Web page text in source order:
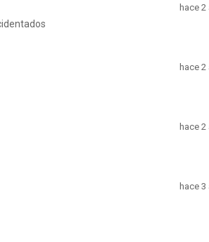
hace
hace
hace
hace